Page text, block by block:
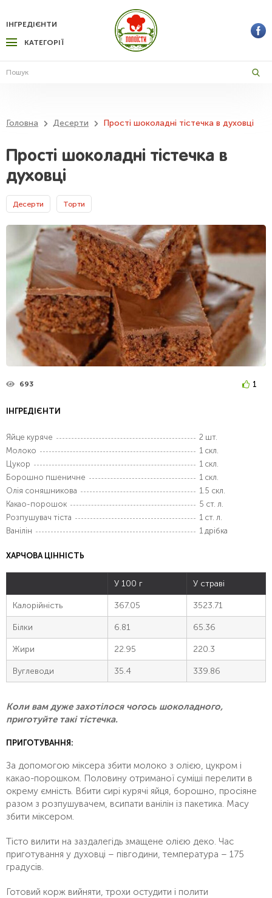
КАТЕГОРІЇ
ІНГРЕДІЄНТИ
Головна Десерти Прості шоколадні тістечка в духовці
Прості шоколадні тістечка в
духовці
Десерти Торти
693 1
ІНГРЕДІЄНТИ
Яйце куряче
2 шт.
Молоко
1 скл.
Цукор
1 скл.
Борошно пшеничне
1 скл.
Олія соняшникова
1.5 скл.
Какао-порошок
5 ст. л.
Розпушувач тіста
1 ст. л.
Ванілін
1 дрібка
ХАРЧОВА ЦІННІСТЬ
У 100 г У страві
Калорійність 367.05 3523.71
Білки 6.81 65.36
Жири 22.95 220.3
Вуглеводи 35.4 339.86
Коли вам дуже захотілося чогось шоколадного,
приготуйте такі тістечка.
ПРИГОТУВАННЯ:
За допомогою міксера збити молоко з олією, цукром і
какао-порошком. Половину отриманої суміші перелити в
окрему ємність. Вбити сирі курячі яйця, борошно, просіяне
разом з розпушувачем, всипати ванілін із пакетика. Масу
збити міксером.
Тісто вилити на заздалегідь змащене олією деко. Час
приготування у духовці – півгодини, температура – 175
градусів.
Готовий корж вийняти, трохи остудити і полити